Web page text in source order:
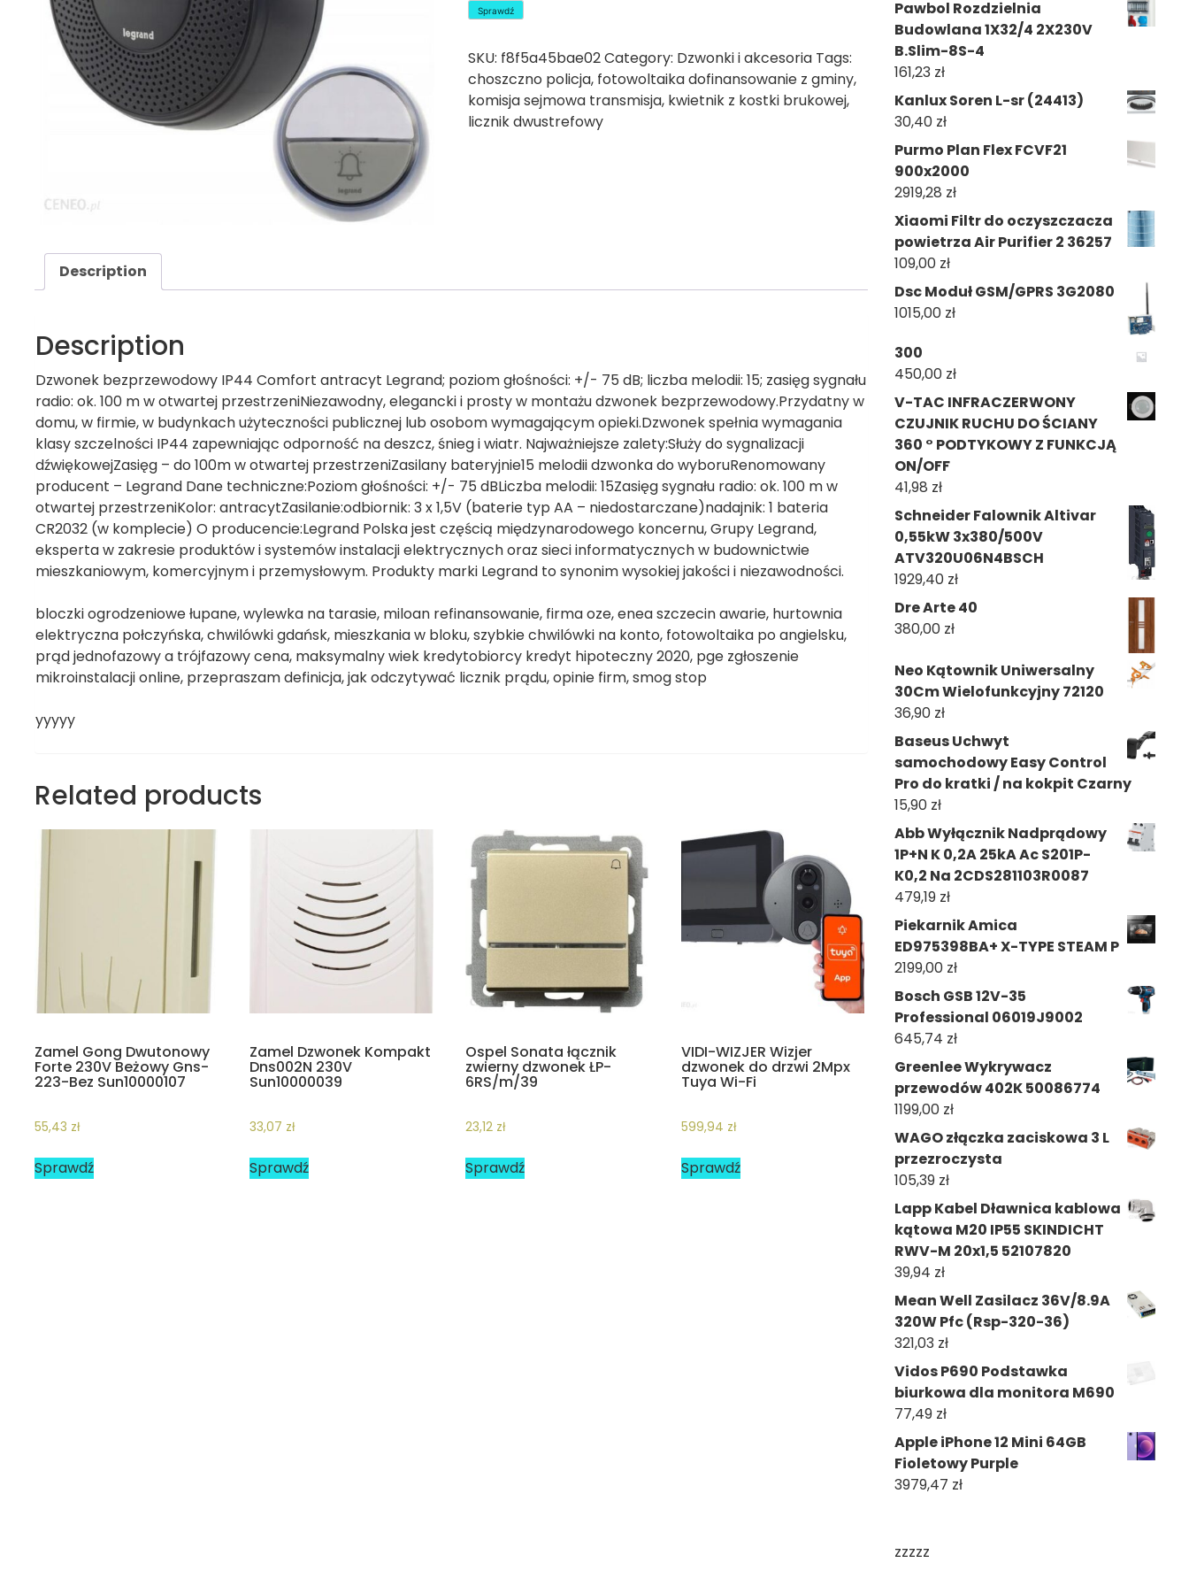
Sprawdź
SKU: f8f5a45bae02Category: Dzwonki i akcesoria Tags:
choszczno policja, fotowoltaika dofinansowanie z gminy,
komisja sejmowa transmisja, kwietnik z kostki brukowej,
licznik dwustrefowy
Description
Description
Dzwonek bezprzewodowy IP44 Comfort antracyt Legrand; poziom głośności: +/- 75 dB; liczba melodii: 15; zasięg sygnału
radio: ok. 100 m w otwartej przestrzeniNiezawodny, elegancki i prosty w montażu dzwonek bezprzewodowy.Przydatny w
domu, w firmie, w budynkach użyteczności publicznej lub osobom wymagającym opieki.Dzwonek spełnia wymagania
klasy szczelności IP44 zapewniając odporność na deszcz, śnieg i wiatr. Najważniejsze zalety:Służy do sygnalizacji
dźwiękowejZasięg – do 100m w otwartej przestrzeniZasilany bateryjnie15 melodii dzwonka do wyboruRenomowany
producent – Legrand Dane techniczne:Poziom głośności: +/- 75 dBLiczba melodii: 15Zasięg sygnału radio: ok. 100 m w
otwartej przestrzeniKolor: antracytZasilanie:odbiornik: 3 x 1,5V (baterie typ AA – niedostarczane)nadajnik: 1 bateria
CR2032 (w komplecie) O producencie:Legrand Polska jest częścią międzynarodowego koncernu, Grupy Legrand,
eksperta w zakresie produktów i systemów instalacji elektrycznych oraz sieci informatycznych w budownictwie
mieszkaniowym, komercyjnym i przemysłowym. Produkty marki Legrand to synonim wysokiej jakości i niezawodności.
bloczki ogrodzeniowe łupane, wylewka na tarasie, miloan refinansowanie, firma oze, enea szczecin awarie, hurtownia
elektryczna połczyńska, chwilówki gdańsk, mieszkania w bloku, szybkie chwilówki na konto, fotowoltaika po angielsku,
prąd jednofazowy a trójfazowy cena, maksymalny wiek kredytobiorcy kredyt hipoteczny 2020, pge zgłoszenie
mikroinstalacji online, przepraszam definicja, jak odczytywać licznik prądu, opinie firm, smog stop
yyyyy
Related products
Zamel Gong Dwutonowy
Forte 230V Beżowy Gns-
223-Bez Sun10000107
55,43 zł
Sprawdź
Zamel Dzwonek Kompakt
Dns002N 230V
Sun10000039
33,07 zł
Sprawdź
Ospel Sonata łącznik
zwierny dzwonek ŁP-
6RS/m/39
23,12 zł
Sprawdź
VIDI-WIZJER Wizjer
dzwonek do drzwi 2Mpx
Tuya Wi-Fi
599,94 zł
Sprawdź
Pawbol Rozdzielnia
Budowlana 1X32/4 2X230V
B.Slim-8S-4
161,23 zł
Kanlux Soren L-sr (24413)
30,40 zł
Purmo Plan Flex FCVF21
900x2000
2919,28 zł
Xiaomi Filtr do oczyszczacza
powietrza Air Purifier 2 36257
109,00 zł
Dsc Moduł GSM/GPRS 3G2080
1015,00 zł
300
450,00 zł
V-TAC INFRACZERWONY
CZUJNIK RUCHU DO ŚCIANY
360 ° PODTYKOWY Z FUNKCJĄ
ON/OFF
41,98 zł
Schneider Falownik Altivar
0,55kW 3x380/500V
ATV320U06N4BSCH
1929,40 zł
Dre Arte 40
380,00 zł
Neo Kątownik Uniwersalny
30Cm Wielofunkcyjny 72120
36,90 zł
Baseus Uchwyt
samochodowy Easy Control
Pro do kratki / na kokpit Czarny
15,90 zł
Abb Wyłącznik Nadprądowy
1P+N K 0,2A 25kA Ac S201P-
K0,2 Na 2CDS281103R0087
479,19 zł
Piekarnik Amica
ED975398BA+ X-TYPE STEAM P
2199,00 zł
Bosch GSB 12V-35
Professional 06019J9002
645,74 zł
Greenlee Wykrywacz
przewodów 402K 50086774
1199,00 zł
WAGO złączka zaciskowa 3 L
przezroczysta
105,39 zł
Lapp Kabel Dławnica kablowa
kątowa M20 IP55 SKINDICHT
RWV-M 20x1,5 52107820
39,94 zł
Mean Well Zasilacz 36V/8.9A
320W Pfc (Rsp-320-36)
321,03 zł
Vidos P690 Podstawka
biurkowa dla monitora M690
77,49 zł
Apple iPhone 12 Mini 64GB
Fioletowy Purple
3979,47 zł
zzzzz